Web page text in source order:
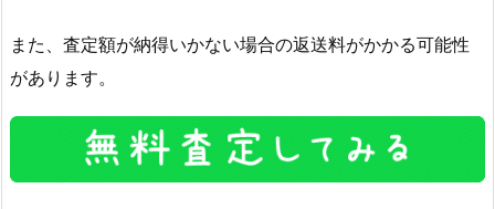
また、査定額が納得いかない場合の返送料がかかる可能性
があります。